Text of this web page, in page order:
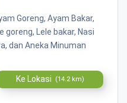
Goreng, Ayam Bakar,
goreng, Lele bakar, Nasi
dan Aneka Minuman
Ke Lokasi (14.2 km)